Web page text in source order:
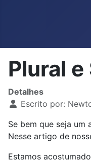
Plural
Detalhes
Escrito por:
Se bem que seja um
Nesse artigo de
Estamos